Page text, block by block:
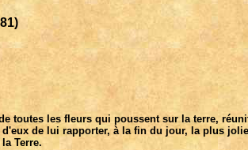
toutes les fleurs qui poussent sur la terre,
de lui rapporter, à la fin du jour, la plus
Terre.